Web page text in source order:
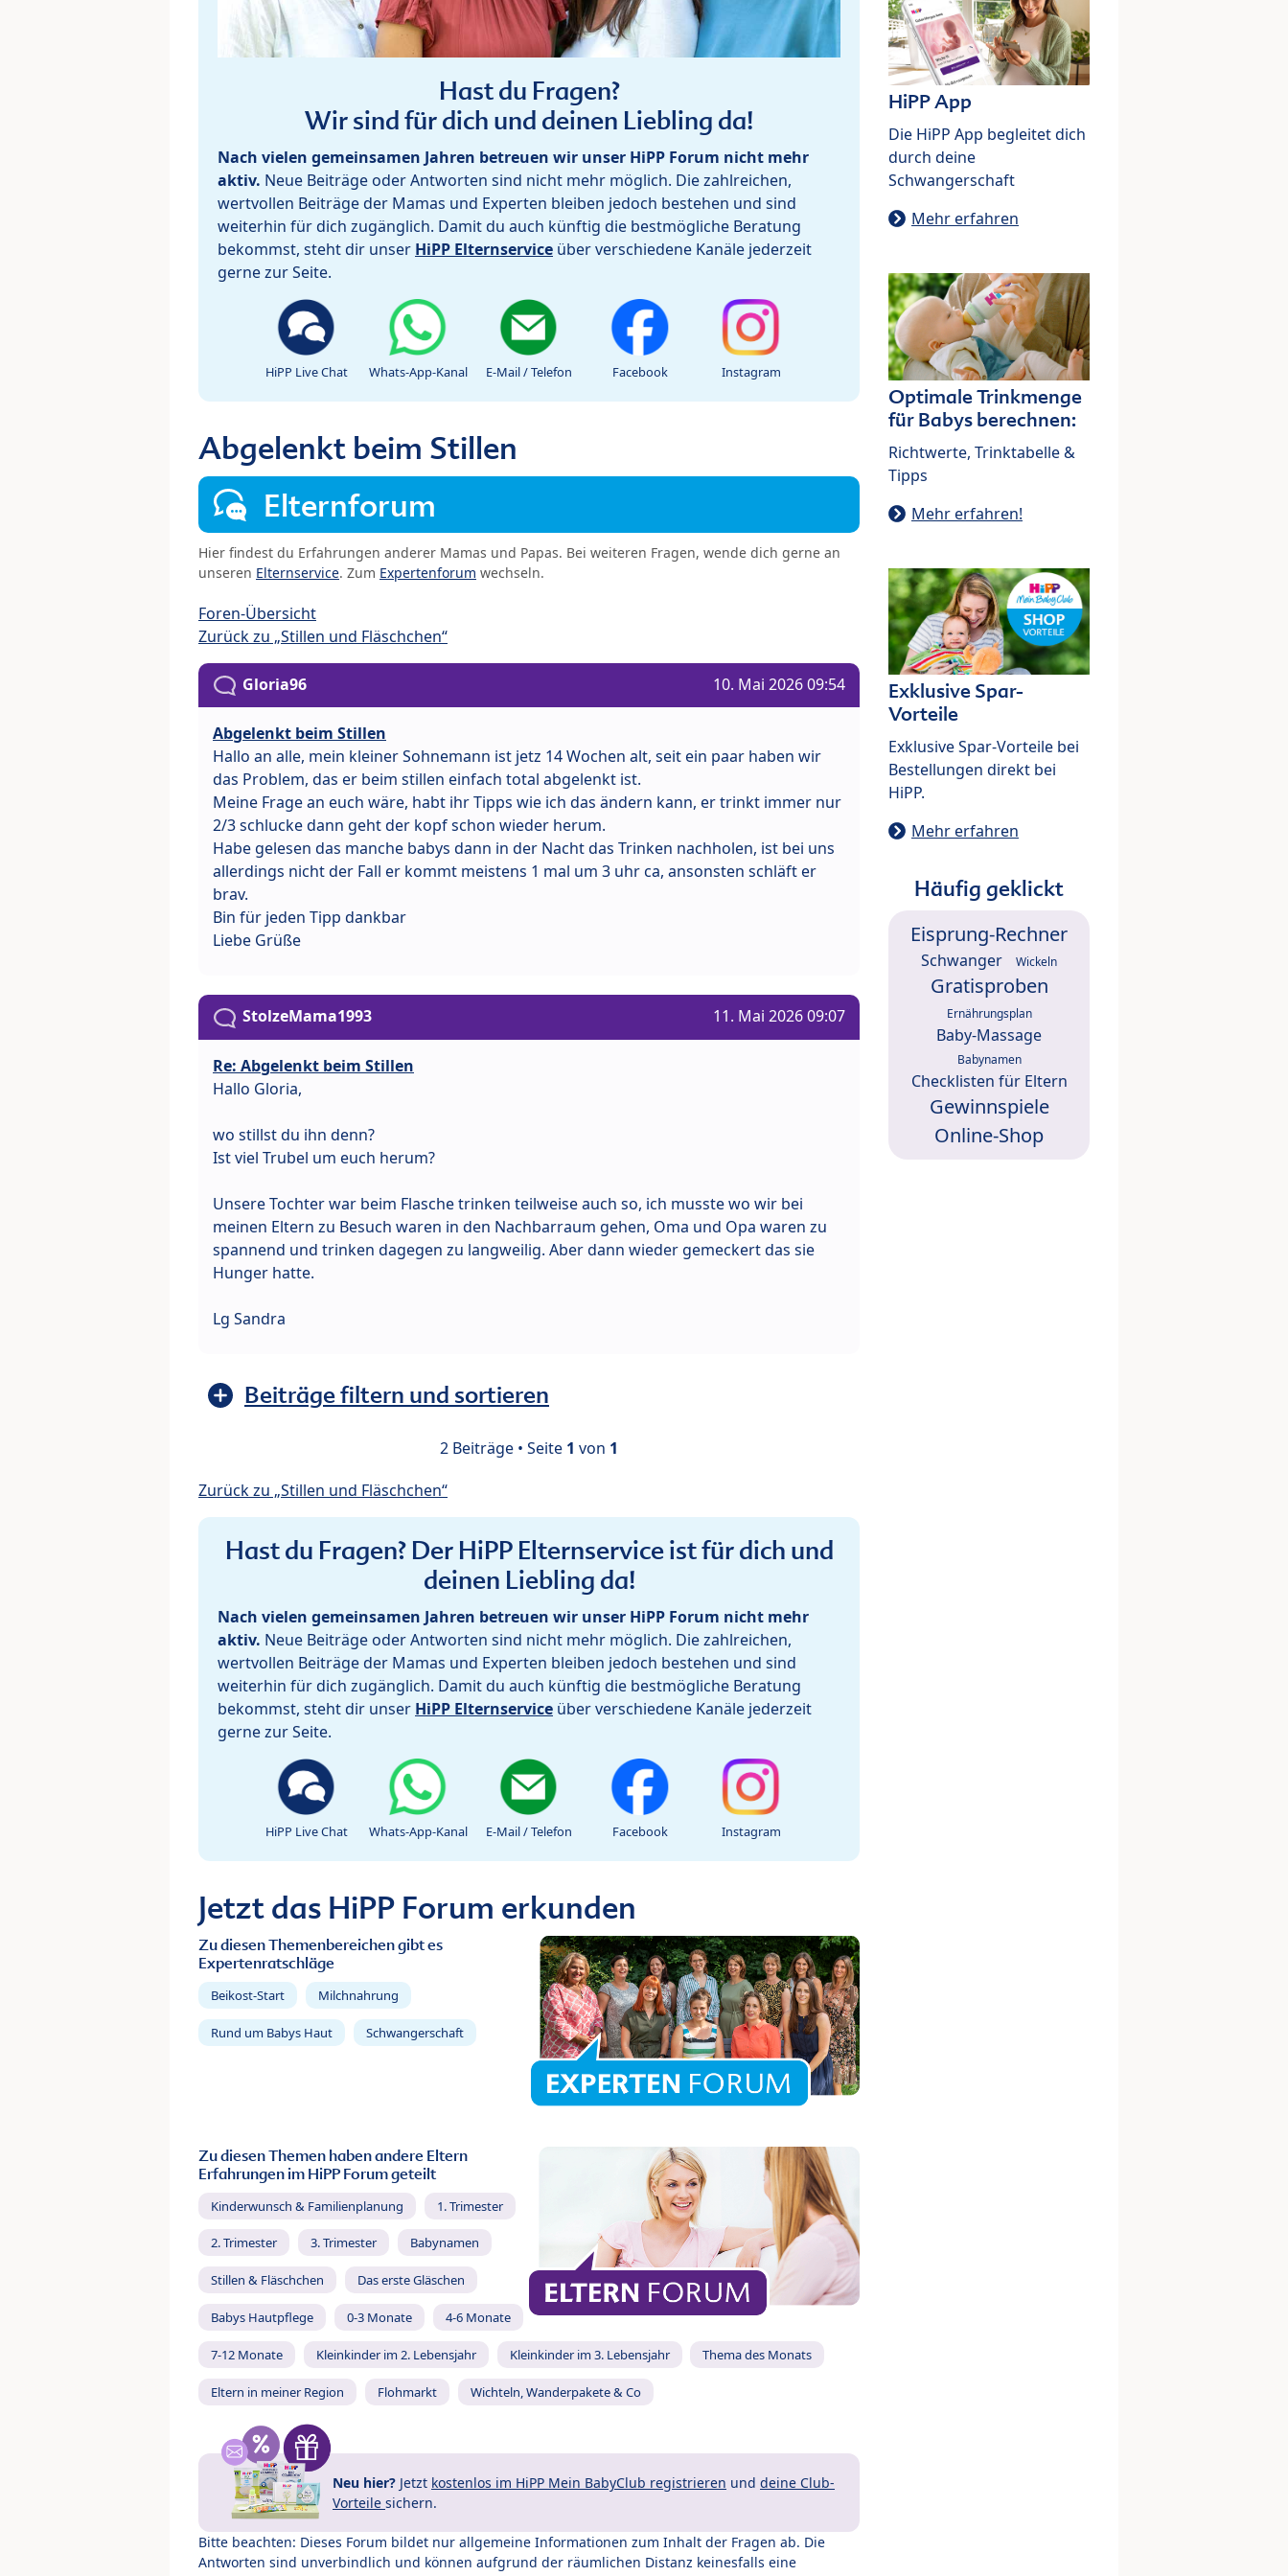
Hast du Fragen?
Wir sind für dich und deinen Liebling da!
Nach vielen gemeinsamen Jahren betreuen wir unser HiPP Forum nicht mehr
aktiv. Neue Beiträge oder Antworten sind nicht mehr möglich. Die zahlreichen,
wertvollen Beiträge der Mamas und Experten bleiben jedoch bestehen und sind
weiterhin für dich zugänglich. Damit du auch künftig die bestmögliche Beratung
bekommst, steht dir unser HiPP Elternservice über verschiedene Kanäle jederzeit
gerne zur Seite.
HiPP Live Chat Whats-App-Kanal E-Mail / Telefon Facebook Instagram
Abgelenkt beim Stillen
Elternforum
Hier findest du Erfahrungen anderer Mamas und Papas. Bei weiteren Fragen, wende dich gerne an
unseren Elternservice. Zum Expertenforum wechseln.
Foren-Übersicht
Zurück zu „Stillen und Fläschchen“
Gloria96 10. Mai 2026 09:54
Abgelenkt beim Stillen
Hallo an alle, mein kleiner Sohnemann ist jetz 14 Wochen alt, seit ein paar haben wir
das Problem, das er beim stillen einfach total abgelenkt ist.
Meine Frage an euch wäre, habt ihr Tipps wie ich das ändern kann, er trinkt immer nur
2/3 schlucke dann geht der kopf schon wieder herum.
Habe gelesen das manche babys dann in der Nacht das Trinken nachholen, ist bei uns
allerdings nicht der Fall er kommt meistens 1 mal um 3 uhr ca, ansonsten schläft er
brav.
Bin für jeden Tipp dankbar
Liebe Grüße
StolzeMama1993 11. Mai 2026 09:07
Re: Abgelenkt beim Stillen
Hallo Gloria,
wo stillst du ihn denn?
Ist viel Trubel um euch herum?
Unsere Tochter war beim Flasche trinken teilweise auch so, ich musste wo wir bei
meinen Eltern zu Besuch waren in den Nachbarraum gehen, Oma und Opa waren zu
spannend und trinken dagegen zu langweilig. Aber dann wieder gemeckert das sie
Hunger hatte.
Lg Sandra
Beiträge filtern und sortieren
2 Beiträge • Seite 1 von 1
Zurück zu „Stillen und Fläschchen“
Hast du Fragen? Der HiPP Elternservice ist für dich und
deinen Liebling da!
Nach vielen gemeinsamen Jahren betreuen wir unser HiPP Forum nicht mehr
aktiv. Neue Beiträge oder Antworten sind nicht mehr möglich. Die zahlreichen,
wertvollen Beiträge der Mamas und Experten bleiben jedoch bestehen und sind
weiterhin für dich zugänglich. Damit du auch künftig die bestmögliche Beratung
bekommst, steht dir unser HiPP Elternservice über verschiedene Kanäle jederzeit
gerne zur Seite.
HiPP Live Chat Whats-App-Kanal E-Mail / Telefon Facebook Instagram
Jetzt das HiPP Forum erkunden
Zu diesen Themenbereichen gibt es
Expertenratschläge
Beikost-Start Milchnahrung
Rund um Babys Haut Schwangerschaft
Zu diesen Themen haben andere Eltern
Erfahrungen im HiPP Forum geteilt
Kinderwunsch & Familienplanung 1. Trimester
2. Trimester 3. Trimester Babynamen
Stillen & Fläschchen Das erste Gläschen
Babys Hautpflege 0-3 Monate 4-6 Monate
7-12 Monate Kleinkinder im 2. Lebensjahr Kleinkinder im 3. Lebensjahr Thema des Monats
Eltern in meiner Region Flohmarkt Wichteln, Wanderpakete & Co
Neu hier? Jetzt kostenlos im HiPP Mein BabyClub registrieren und deine Club-
Vorteile sichern.
Bitte beachten: Dieses Forum bildet nur allgemeine Informationen zum Inhalt der Fragen ab. Die
Antworten sind unverbindlich und können aufgrund der räumlichen Distanz keinesfalls eine
HiPP App
Die HiPP App begleitet dich
durch deine
Schwangerschaft
Mehr erfahren
Optimale Trinkmenge
für Babys berechnen:
Richtwerte, Trinktabelle &
Tipps
Mehr erfahren!
Exklusive Spar-
Vorteile
Exklusive Spar-Vorteile bei
Bestellungen direkt bei
HiPP.
Mehr erfahren
Häufig geklickt
Eisprung-Rechner
Schwanger Wickeln
Gratisproben
Ernährungsplan
Baby-Massage
Babynamen
Checklisten für Eltern
Gewinnspiele
Online-Shop